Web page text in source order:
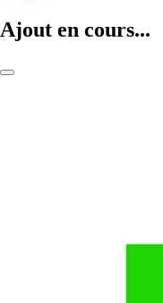
Ajout en cours...